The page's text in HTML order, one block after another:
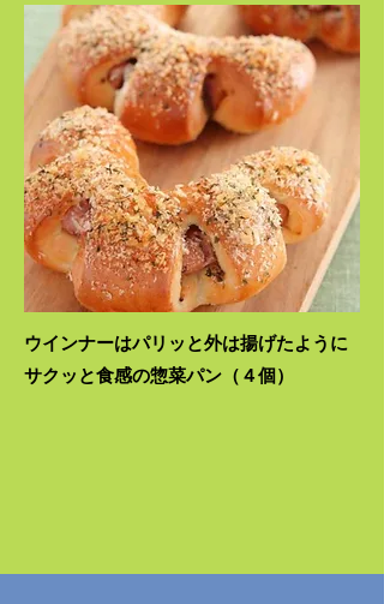
ウインナーはパリッと外は揚げたように
サクッと​食感の惣菜パン（４個）